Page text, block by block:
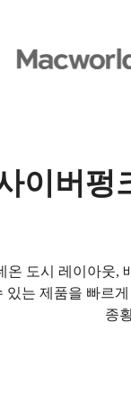
이버펑
온 도시 레이아웃,
있는 제품을 빠르
종